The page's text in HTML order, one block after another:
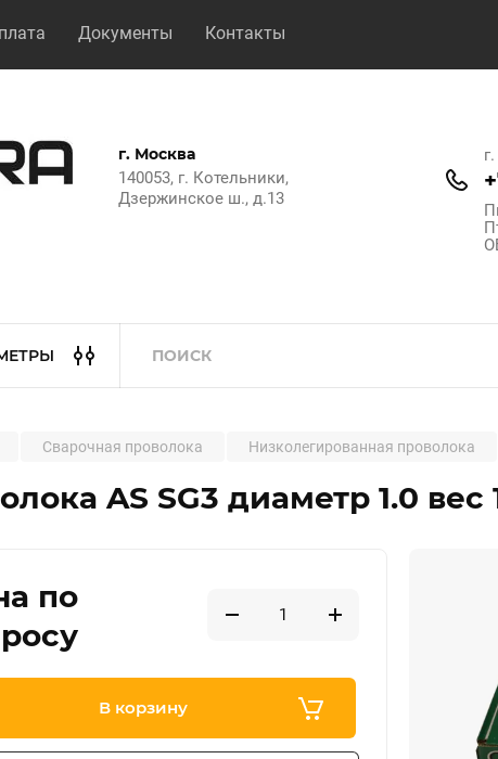
Документы Контакты
г. Москва
140053, г. Котельники,
Дзержинское ш., д.13
Сварочная проволока Низколегированная проволока
AS SG3 диаметр 1.0 вес
по
В корзину